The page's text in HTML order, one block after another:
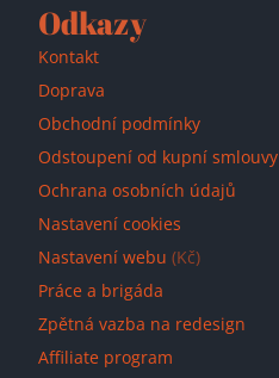
Odkazy
Kontakt
Doprava
Obchodní podmínky
Odstoupení od kupní smlouvy
Ochrana osobních údajů
Nastavení cookies
Nastavení webu (Kč)
Práce a brigáda
Zpětná vazba na redesign
Affiliate program